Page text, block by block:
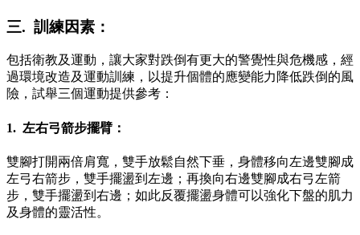
三. 訓練因素：
包括衛教及運動，讓大家對跌倒有更大的警覺性與危機感，經
過環境改造及運動訓練，以提升個體的應變能力降低跌倒的風
險，試舉三個運動提供參考：
1. 左右弓箭步擺臂：
雙腳打開兩倍肩寬，雙手放鬆自然下垂，身體移向左邊雙腳成
左弓右箭步，雙手擺盪到左邊；再換向右邊雙腳成右弓左箭
步，雙手擺盪到右邊；如此反覆擺盪身體可以強化下盤的肌力
及身體的靈活性。